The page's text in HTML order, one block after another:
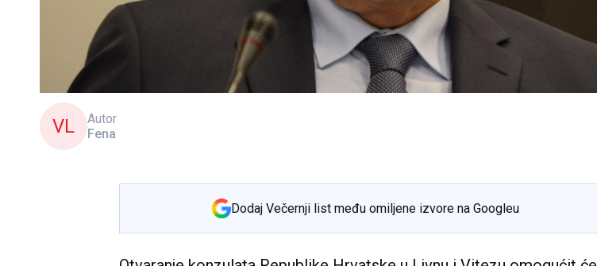
VL
Autor
Fena
Dodaj Večernji list među omiljene izvore na Googleu